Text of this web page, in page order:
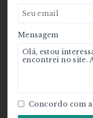
Mensagem
Concordo com a